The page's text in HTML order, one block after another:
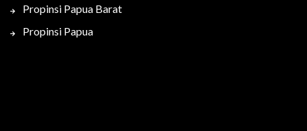
Propinsi Papua Barat
Propinsi Papua